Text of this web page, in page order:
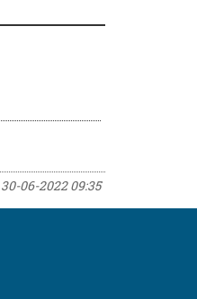
30-06-2022 09:35